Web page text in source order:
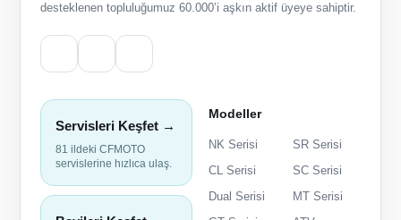
desteklenen topluluğumuz 60.000’i aşkın aktif üyeye sahiptir.
Servisleri Keşfet →
81 ildeki CFMOTO
servislerine hızlıca ulaş.
Modeller
NK Serisi
SR Serisi
CL Serisi
SC Serisi
Dual Serisi
MT Serisi